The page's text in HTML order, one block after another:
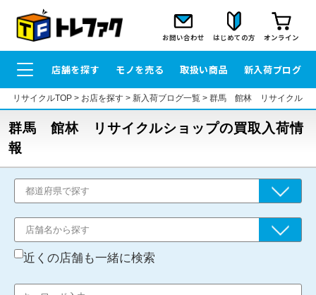
お問い合わせ はじめての方 オンライン
店舗を探す モノを売る 取扱い商品 新入荷ブログ
リサイクルTOP> お店を探す> 新入荷ブログ一覧> 群馬 館林 リサイクルシ
群馬 館林 リサイクルショップの買取入荷情
報
近くの店舗も一緒に検索